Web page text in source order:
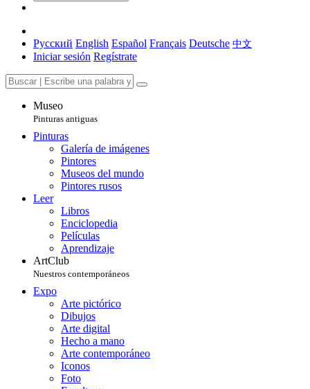
Русский English Español Français Deutsche 中文
Iniciar sesión Regístrate
Museo
Pinturas antiguas
Pinturas
Galería de imágenes
Pintores
Museos del mundo
Pintores rusos
Leer
Libros
Enciclopedia
Películas
Aprendizaje
ArtClub
Nuestros contemporáneos
Expo
Arte pictórico
Dibujos
Arte digital
Hecho a mano
Arte contemporáneo
Iconos
Foto